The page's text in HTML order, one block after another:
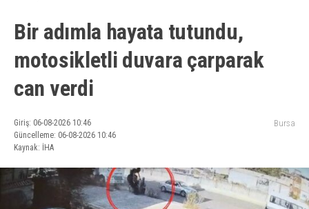
Bir adımla hayata tutundu,
motosikletli duvara çarparak
can verdi
Giriş: 06-08-2026 10:46
Güncelleme: 06-08-2026 10:46
Kaynak: İHA
Bursa